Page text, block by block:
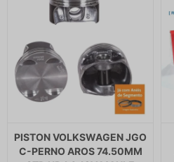
PISTON VOLKSWAGEN JGO
C-PERNO AROS 74.50MM